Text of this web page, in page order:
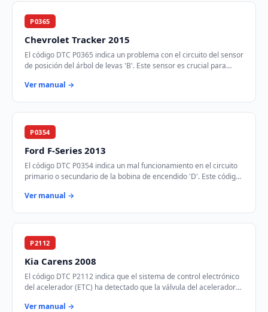
P0365
Chevrolet Tracker 2015
El código DTC P0365 indica un problema con el circuito del sensor
de posición del árbol de levas 'B'. Este sensor es crucial para
Ver manual →
P0354
Ford F-Series 2013
El código DTC P0354 indica un mal funcionamiento en el circuito
primario o secundario de la bobina de encendido 'D'. Este código
Ver manual →
P2112
Kia Carens 2008
El código DTC P2112 indica que el sistema de control electrónico
del acelerador (ETC) ha detectado que la válvula del acelerador
Ver manual →